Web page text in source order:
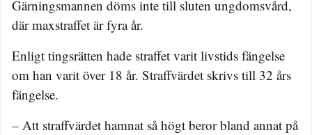
Gärningsmannen döms inte till sluten ungdomsvård,
där maxstraffet är fyra år.
Enligt tingsrätten hade straffet varit livstids fängelse
om han varit över 18 år. Straffvärdet skrivs till 32 års
fängelse.
– Att straffvärdet hamnat så högt beror bland annat på